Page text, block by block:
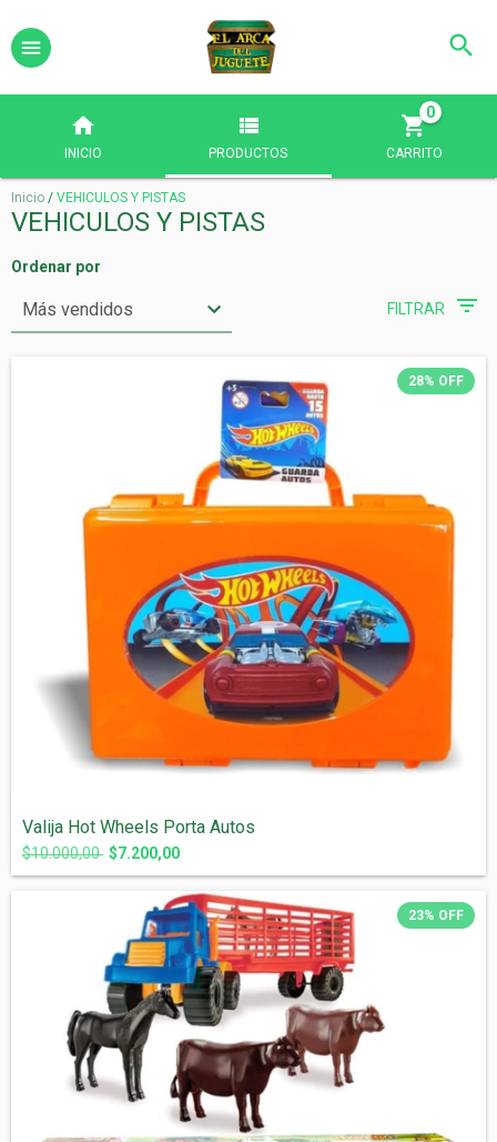
INICIO PRODUCTOS CARRITO
0
Inicio / VEHICULOS Y PISTAS
VEHICULOS Y PISTAS
Ordenar por
FILTRAR
28% OFF
Valija Hot Wheels Porta Autos
$10.000,00 $7.200,00
23% OFF